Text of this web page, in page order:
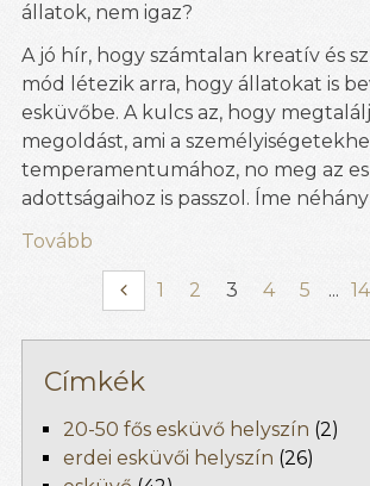
állatok, nem igaz?
A jó hír, hogy számtalan kreatív és
mód létezik arra, hogy állatokat is
esküvőbe. A kulcs az, hogy
megoldást, ami a
temperamentumához, no meg az
adottságaihoz is passzol. Íme
Tovább
1 2 3 4 5 ... 14
Címkék
20-50 fős esküvő helyszín (2)
erdei esküvői helyszín (26)